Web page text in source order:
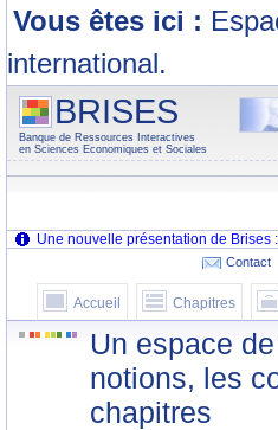
Vous êtes ici :
international.
BRISES
Banque de Ressources Interactives
en Sciences Economiques et Sociales
Contact
Accueil Chapitres
Un espace
notions, les
chapitres